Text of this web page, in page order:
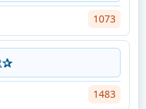
1073
1483